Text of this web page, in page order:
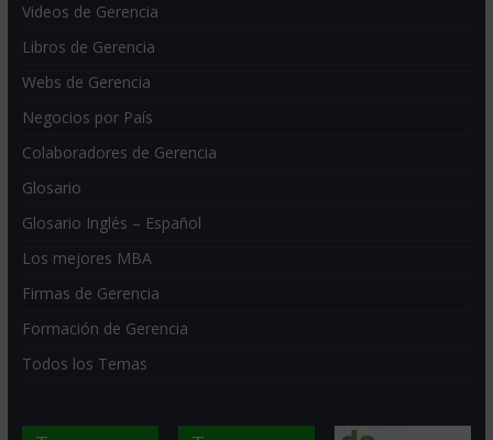
Videos de Gerencia
Libros de Gerencia
Webs de Gerencia
Negocios por País
Colaboradores de Gerencia
Glosario
Glosario Inglés – Español
Los mejores MBA
Firmas de Gerencia
Formación de Gerencia
Todos los Temas